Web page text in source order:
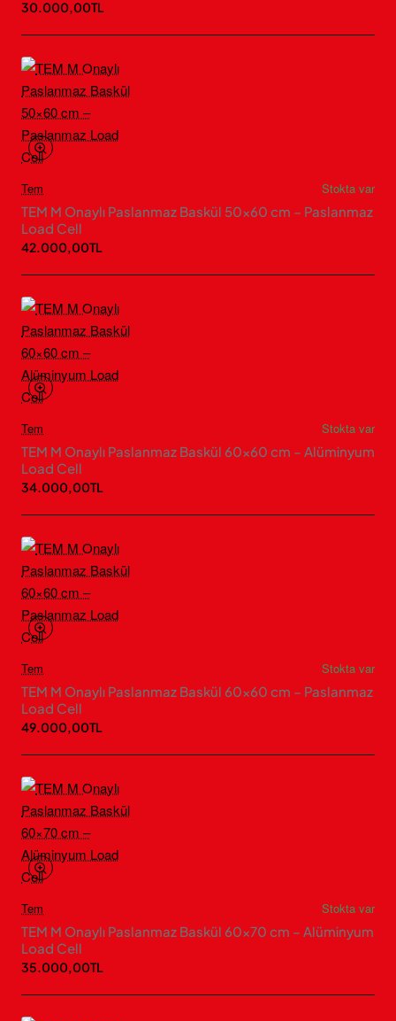
30.000,00TL
Tem
Stokta var
TEM M Onaylı Paslanmaz Baskül 50×60 cm – Paslanmaz
Load Cell
42.000,00TL
Tem
Stokta var
TEM M Onaylı Paslanmaz Baskül 60×60 cm – Alüminyum
Load Cell
34.000,00TL
Tem
Stokta var
TEM M Onaylı Paslanmaz Baskül 60×60 cm – Paslanmaz
Load Cell
49.000,00TL
Tem
Stokta var
TEM M Onaylı Paslanmaz Baskül 60×70 cm – Alüminyum
Load Cell
35.000,00TL